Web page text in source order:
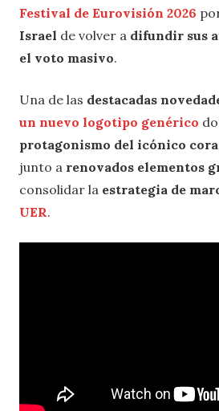
Festival de Eurovisión 2026
Israel de volver a difundir sus
el voto masivo.
Una de las destacadas
un nuevo logotipo genérico
protagonismo del icónico
junto a renovados elementos
consolidar la estrategia de
UER.